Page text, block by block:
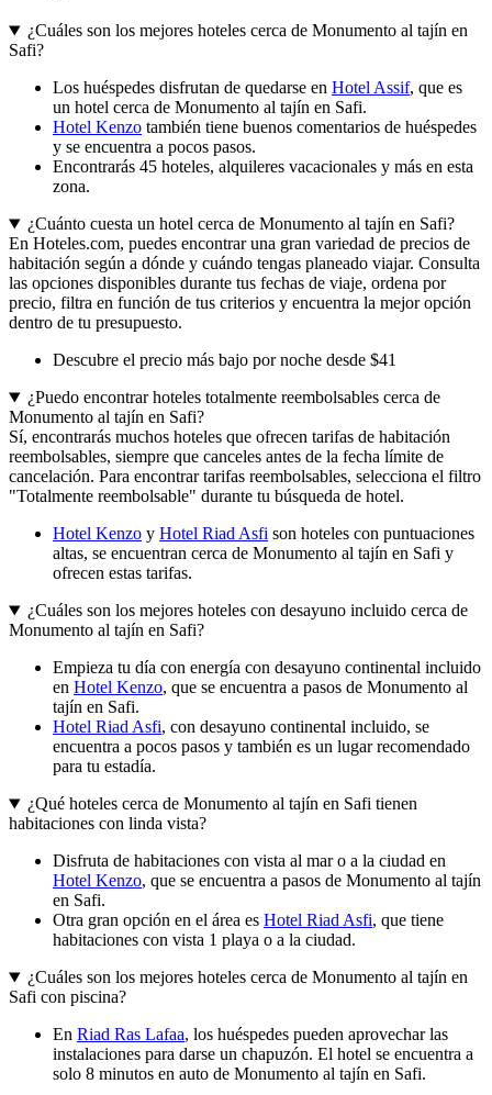
¿Cuáles son los mejores hoteles cerca de Monumento al tajín en
Safi?
Los huéspedes disfrutan de quedarse en Hotel Assif, que es
un hotel cerca de Monumento al tajín en Safi.
Hotel Kenzo también tiene buenos comentarios de huéspedes
y se encuentra a pocos pasos.
Encontrarás 45 hoteles, alquileres vacacionales y más en esta
zona.
¿Cuánto cuesta un hotel cerca de Monumento al tajín en Safi?
En Hoteles.com, puedes encontrar una gran variedad de precios de
habitación según a dónde y cuándo tengas planeado viajar. Consulta
las opciones disponibles durante tus fechas de viaje, ordena por
precio, filtra en función de tus criterios y encuentra la mejor opción
dentro de tu presupuesto.
Descubre el precio más bajo por noche desde $41
¿Puedo encontrar hoteles totalmente reembolsables cerca de
Monumento al tajín en Safi?
Sí, encontrarás muchos hoteles que ofrecen tarifas de habitación
reembolsables, siempre que canceles antes de la fecha límite de
cancelación. Para encontrar tarifas reembolsables, selecciona el filtro
"Totalmente reembolsable" durante tu búsqueda de hotel.
Hotel Kenzo y Hotel Riad Asfi son hoteles con puntuaciones
altas, se encuentran cerca de Monumento al tajín en Safi y
ofrecen estas tarifas.
¿Cuáles son los mejores hoteles con desayuno incluido cerca de
Monumento al tajín en Safi?
Empieza tu día con energía con desayuno continental incluido
en Hotel Kenzo, que se encuentra a pasos de Monumento al
tajín en Safi.
Hotel Riad Asfi, con desayuno continental incluido, se
encuentra a pocos pasos y también es un lugar recomendado
para tu estadía.
¿Qué hoteles cerca de Monumento al tajín en Safi tienen
habitaciones con linda vista?
Disfruta de habitaciones con vista al mar o a la ciudad en
Hotel Kenzo, que se encuentra a pasos de Monumento al tajín
en Safi.
Otra gran opción en el área es Hotel Riad Asfi, que tiene
habitaciones con vista 1 playa o a la ciudad.
¿Cuáles son los mejores hoteles cerca de Monumento al tajín en
Safi con piscina?
En Riad Ras Lafaa, los huéspedes pueden aprovechar las
instalaciones para darse un chapuzón. El hotel se encuentra a
solo 8 minutos en auto de Monumento al tajín en Safi.